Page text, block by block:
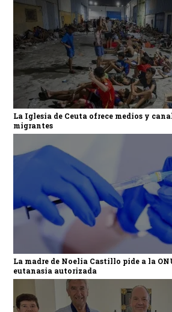
La Iglesia de Ceuta ofrece medios y
migrantes
La madre de Noelia Castillo pide a la
eutanasia autorizada